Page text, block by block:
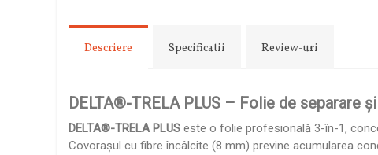
Descriere Specificatii Review-uri
DELTA®-TRELA PLUS – Folie de separare
DELTA®-TRELA PLUS este o folie profesională 3-în-1,
Covorașul cu fibre încâlcite (8 mm) previne acumularea